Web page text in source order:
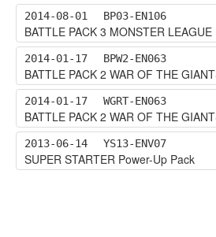
2014-08-01 BP03-EN106
BATTLE PACK 3 MONSTER LEAGUE
2014-01-17 BPW2-EN063
BATTLE PACK 2 WAR OF THE
2014-01-17 WGRT-EN063
BATTLE PACK 2 WAR OF THE
2013-06-14 YS13-ENV07
SUPER STARTER Power-Up Pack